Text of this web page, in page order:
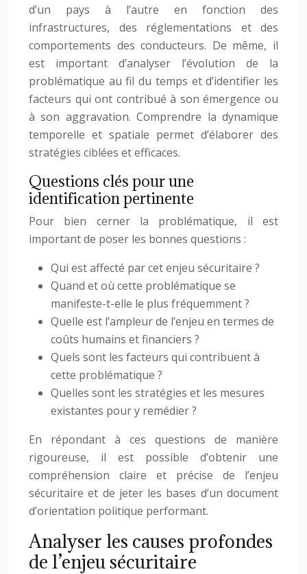
d’un pays à l’autre en fonction des
infrastructures, des réglementations et des
comportements des conducteurs. De même, il
est important d’analyser l’évolution de la
problématique au fil du temps et d’identifier les
facteurs qui ont contribué à son émergence ou
à son aggravation. Comprendre la dynamique
temporelle et spatiale permet d’élaborer des
stratégies ciblées et efficaces.
Questions clés pour une
identification pertinente
Pour bien cerner la problématique, il est
important de poser les bonnes questions :
Qui est affecté par cet enjeu sécuritaire ?
Quand et où cette problématique se
manifeste-t-elle le plus fréquemment ?
Quelle est l’ampleur de l’enjeu en termes de
coûts humains et financiers ?
Quels sont les facteurs qui contribuent à
cette problématique ?
Quelles sont les stratégies et les mesures
existantes pour y remédier ?
En répondant à ces questions de manière
rigoureuse, il est possible d’obtenir une
compréhension claire et précise de l’enjeu
sécuritaire et de jeter les bases d’un document
d’orientation politique performant.
Analyser les causes profondes
de l’enjeu sécuritaire